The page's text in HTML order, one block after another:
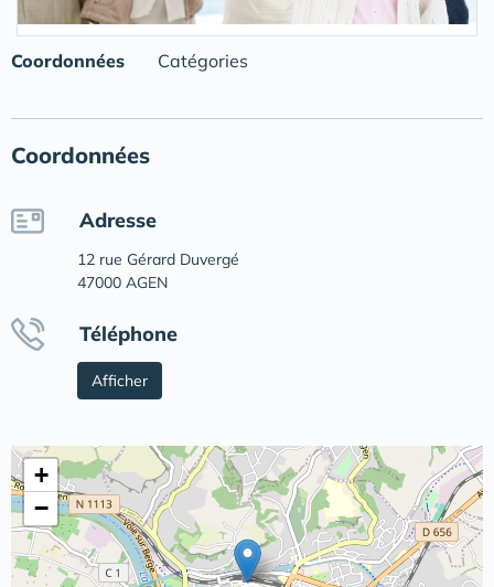
Coordonnées Catégories
Coordonnées
Adresse
12 rue Gérard Duvergé
47000 AGEN
Téléphone
Afficher
+
−